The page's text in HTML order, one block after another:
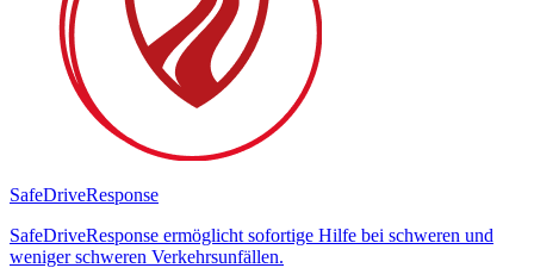
SafeDriveResponse
SafeDriveResponse ermöglicht sofortige Hilfe bei schweren und
weniger schweren Verkehrsunfällen.